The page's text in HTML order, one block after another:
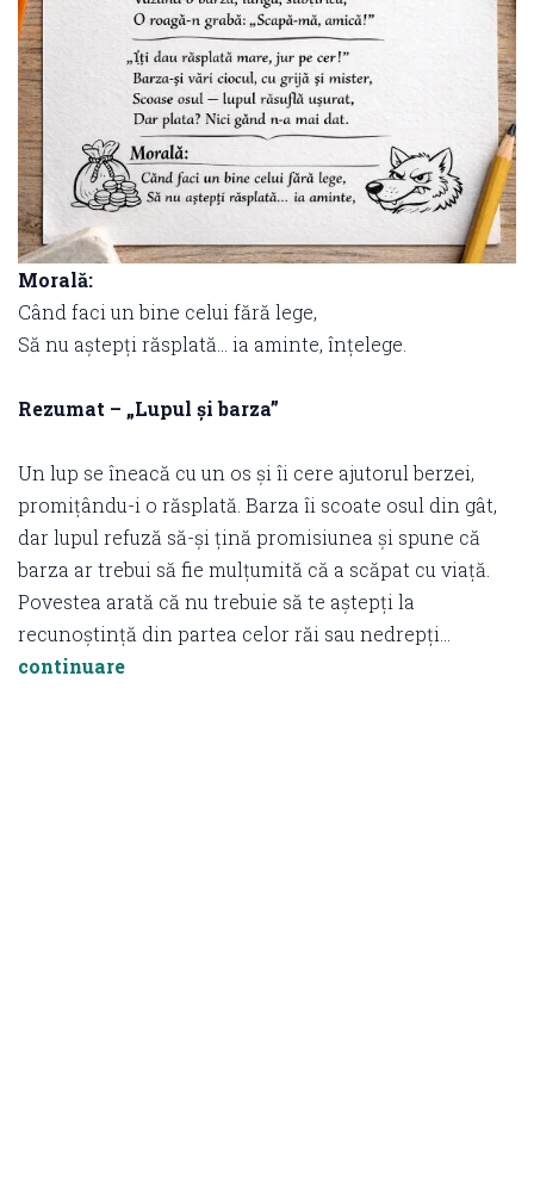
Morală:
Când faci un bine celui fără lege,
Să nu aștepți răsplată… ia aminte, înțelege.
Rezumat – „Lupul și barza”
Un lup se îneacă cu un os și îi cere ajutorul berzei,
promițându-i o răsplată. Barza îi scoate osul din gât,
dar lupul refuză să-și țină promisiunea și spune că
barza ar trebui să fie mulțumită că a scăpat cu viață.
Povestea arată că nu trebuie să te aștepți la
recunoștință din partea celor răi sau nedrepți…
continuare